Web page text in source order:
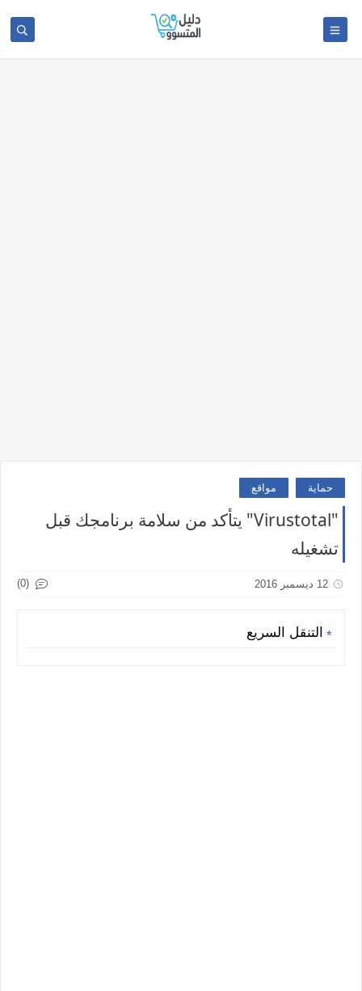
حماية مواقع
"Virustotal" يتأكد من سلامة برنامجك قبل
تشغيله
12 ديسمبر 2016 (0)
التنقل السريع